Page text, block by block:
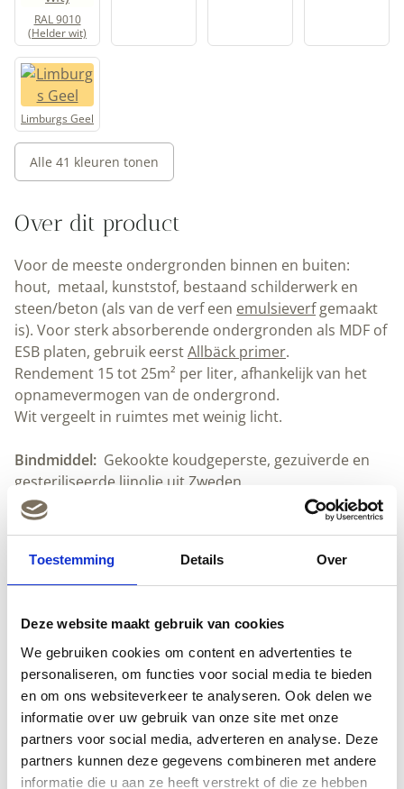
Toestemming Details Over
Deze website maakt gebruik van cookies
We gebruiken cookies om content en advertenties te
personaliseren, om functies voor social media te bieden
en om ons websiteverkeer te analyseren. Ook delen we
informatie over uw gebruik van onze site met onze
partners voor social media, adverteren en analyse. Deze
partners kunnen deze gegevens combineren met andere
informatie die u aan ze heeft verstrekt of die ze hebben
RAL 9010
(Helder wit)
Limburgs Geel
Alle 41 kleuren tonen
Over dit product
Voor de meeste ondergronden binnen en buiten:
hout, metaal, kunststof, bestaand schilderwerk en
steen/beton (als van de verf een emulsieverfgemaakt
is). Voor sterk absorberende ondergronden als MDF of
ESB platen, gebruik eerstAllbäck primer.
Rendement 15 tot 25m² per liter, afhankelijk van het
opnamevermogen van de ondergrond.
Wit vergeelt in ruimtes met weinig licht.
Bindmiddel: Gekookte koudgeperste, gezuiverde en
gesteriliseerde lijnolie uit Zweden.
Pigment:
Droogmiddel:
5%Allbäck gekookte lijnolie.
VOC:<5mg/L Niets verdampt uit de verf
bij voorkeur varkensharen kwast of de Allbäck
kwasten,rondeofplatte.
Dekking:15-25 m² per liter, afhankelijk van de
ondergrond.
Schoonmaken: Allbäck lijnoliezeepen water. Bewaar
kwasten hangend inAllbäck rauwe lijnolie.
Droogtijd:Ongeveer 24 uur bij kamertemperatuur.
Goed ventileren.